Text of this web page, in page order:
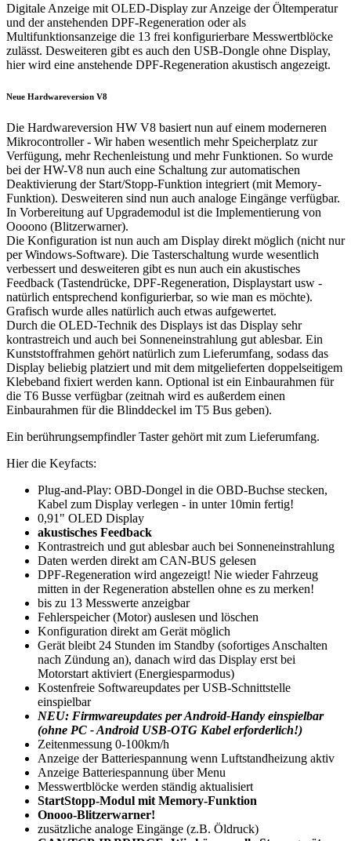
Digitale Anzeige mit OLED-Display zur Anzeige der Öltemperatur
und der anstehenden DPF-Regeneration oder als
Multifunktionsanzeige die 13 frei konfigurierbare Messwertblöcke
zulässt. Desweiteren gibt es auch den USB-Dongle ohne Display,
hier wird eine anstehende DPF-Regeneration akustisch angezeigt.
Neue Hardwareversion V8
Die Hardwareversion HW V8 basiert nun auf einem moderneren
Mikrocontroller - Wir haben wesentlich mehr Speicherplatz zur
Verfügung, mehr Rechenleistung und mehr Funktionen. So wurde
bei der HW-V8 nun auch eine Schaltung zur automatischen
Deaktivierung der Start/Stopp-Funktion integriert (mit Memory-
Funktion). Desweiteren sind nun auch analoge Eingänge verfügbar.
In Vorbereitung auf Upgrademodul ist die Implementierung von
Oooono (Blitzerwarner).
Die Konfiguration ist nun auch am Display direkt möglich (nicht nur
per Windows-Software). Die Tasterschaltung wurde wesentlich
verbessert und desweiteren gibt es nun auch ein akustisches
Feedback (Tastendrücke, DPF-Regeneration, Displaystart usw -
natürlich entsprechend konfigurierbar, so wie man es möchte).
Grafisch wurde alles natürlich auch etwas aufgewertet.
Durch die OLED-Technik des Displays ist das Display sehr
kontrastreich und auch bei Sonneneinstrahlung gut ablesbar. Ein
Kunststoffrahmen gehört natürlich zum Lieferumfang, sodass das
Display beliebig platziert und mit dem mitgelieferten doppelseitigem
Klebeband fixiert werden kann. Optional ist ein Einbaurahmen für
die T6 Busse verfügbar (zeitnah wird es außerdem einen
Einbaurahmen für die Blinddeckel im T5 Bus geben).
Ein berührungsempfindler Taster gehört mit zum Lieferumfang.
Hier die Keyfacts:
Plug-and-Play: OBD-Dongel in die OBD-Buchse stecken,
Kabel zum Display verlegen - in unter 10min fertig!
0,91" OLED Display
akustisches Feedback
Kontrastreich und gut ablesbar auch bei Sonneneinstrahlung
Daten werden direkt am CAN-BUS gelesen
DPF-Regeneration wird angezeigt! Nie wieder Fahrzeug
mitten in der Regeneration abstellen ohne es zu merken!
bis zu 13 Messwerte anzeigbar
Fehlerspeicher (Motor) auslesen und löschen
Konfiguration direkt am Gerät möglich
Gerät bleibt 24 Stunden im Standby (sofortiges Anschalten
nach Zündung an), danach wird das Display erst bei
Motorstart aktiviert (Energiesparmodus)
Kostenfreie Softwareupdates per USB-Schnittstelle
einspielbar
NEU: Firmwareupdates per Android-Handy einspielbar
(ohne PC - Android USB-OTG Kabel erforderlich!)
Zeitenmessung 0-100km/h
Anzeige der Batteriespannung wenn Luftstandheizung aktiv
Anzeige Batteriespannung über Menu
Messwertblöcke werden ständig aktualisiert
StartStopp-Modul mit Memory-Funktion
Onooo-Blitzerwarner!
zusätzliche analoge Eingänge (z.B. Öldruck)